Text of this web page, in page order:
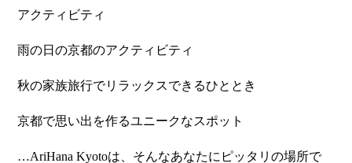
アクティビティ
雨の日の京都のアクティビティ
秋の家族旅行でリラックスできるひととき
京都で思い出を作るユニークなスポット
…AriHana Kyotoは、そんなあなたにピッタリの場所で